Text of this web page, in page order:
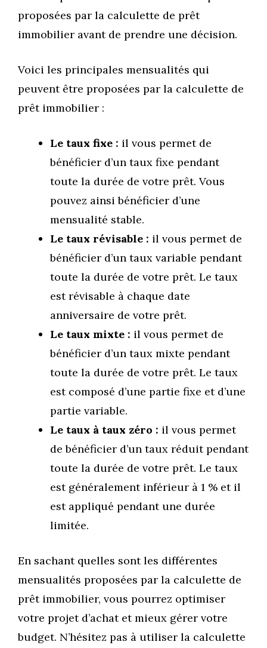
proposées par la calculette de prêt
immobilier avant de prendre une décision.
Voici les principales mensualités qui
peuvent être proposées par la calculette de
prêt immobilier :
Le taux fixe : il vous permet de
bénéficier d’un taux fixe pendant
toute la durée de votre prêt. Vous
pouvez ainsi bénéficier d’une
mensualité stable.
Le taux révisable : il vous permet de
bénéficier d’un taux variable pendant
toute la durée de votre prêt. Le taux
est révisable à chaque date
anniversaire de votre prêt.
Le taux mixte : il vous permet de
bénéficier d’un taux mixte pendant
toute la durée de votre prêt. Le taux
est composé d’une partie fixe et d’une
partie variable.
Le taux à taux zéro : il vous permet
de bénéficier d’un taux réduit pendant
toute la durée de votre prêt. Le taux
est généralement inférieur à 1 % et il
est appliqué pendant une durée
limitée.
En sachant quelles sont les différentes
mensualités proposées par la calculette de
prêt immobilier, vous pourrez optimiser
votre projet d’achat et mieux gérer votre
budget. N’hésitez pas à utiliser la calculette